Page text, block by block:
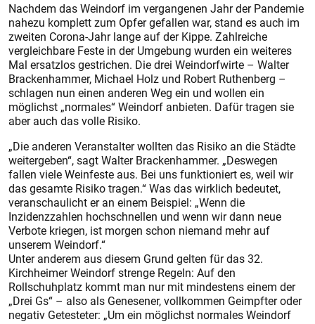
Nachdem das Weindorf im vergangenen Jahr der Pandemie
nahezu komplett zum Opfer gefallen war, stand es auch im
zweiten Corona-Jahr lange auf der Kippe. Zahlreiche
vergleichbare Feste in der Umgebung wurden ein weiteres
Mal ersatzlos gestrichen. Die drei Weindorfwirte – Walter
Brackenhammer, Michael Holz und Robert Ruthenberg –
schlagen nun einen anderen Weg ein und wollen ein
möglichst „normales“ Weindorf anbieten. Dafür tragen sie
aber auch das volle Risiko.
„Die anderen Veranstalter wollten das Risiko an die Städte
weitergeben“, sagt Walter Brackenhammer. „Deswegen
fallen viele Weinfeste aus. Bei uns funktioniert es, weil wir
das gesamte Risiko tragen.“ Was das wirklich bedeutet,
veranschaulicht er an einem Beispiel: „Wenn die
Inzidenzzahlen hochschnellen und wenn wir dann neue
Verbote kriegen, ist morgen schon niemand mehr auf
unserem Weindorf.“
Unter anderem aus diesem Grund gelten für das 32.
Kirchheimer Weindorf strenge Regeln: Auf den
Rollschuhplatz kommt man nur mit mindestens einem der
„Drei Gs“ – also als Genesener, vollkommen Geimpfter oder
negativ Getesteter: „Um ein möglichst normales Weindorf